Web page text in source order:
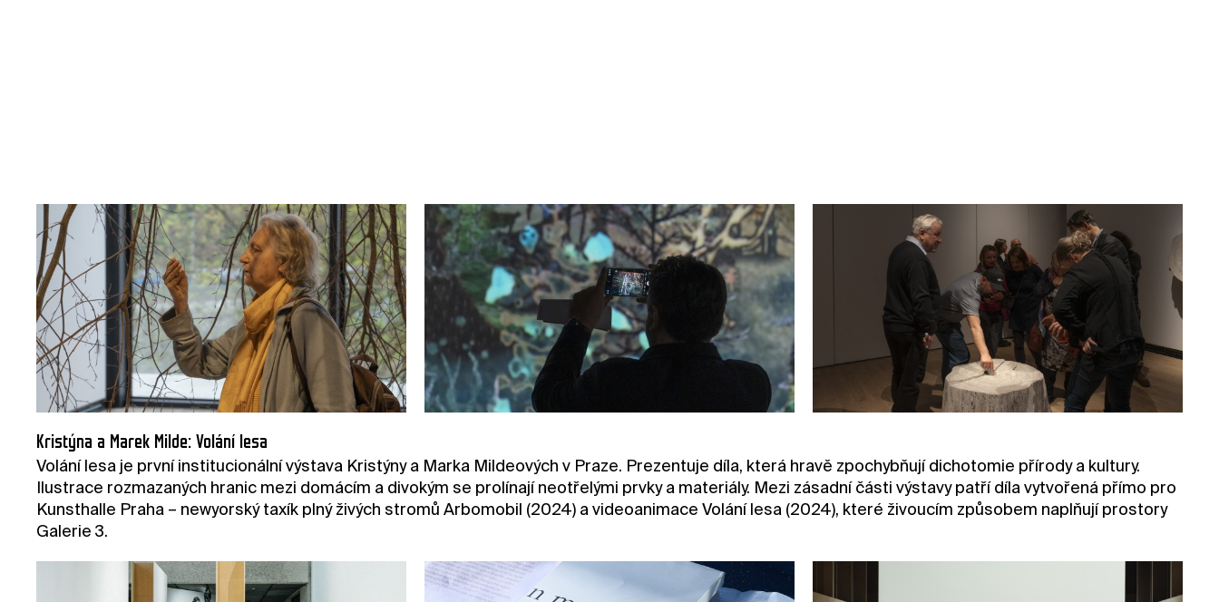
Kristýna a Marek Milde: Volání lesa
Volání lesa je první institucionální výstava Kristýny a Marka Mildeových v Praze. Prezentuje díla, která hravě zpochybňují dichotomie přírody a kultury.
Ilustrace rozmazaných hranic mezi domácím a divokým se prolínají neotřelými prvky a materiály. Mezi zásadní části výstavy patří díla vytvořená přímo pro
Kunsthalle Praha – newyorský taxík plný živých stromů Arbomobil (2024) a videoanimace Volání lesa (2024), které živoucím způsobem naplňují prostory
Galerie 3.